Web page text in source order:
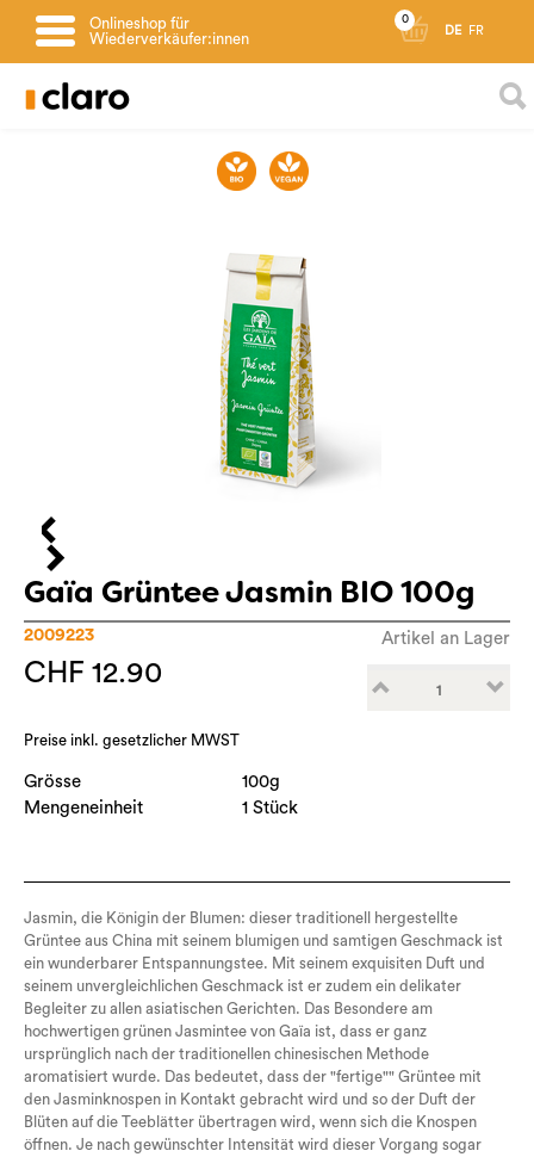
DE FR
0
Onlineshop für
Wiederverkäufer:innen
Gaïa Grüntee Jasmin BIO 100g
2009223 Artikel an Lager
CHF 12.90
Preise inkl. gesetzlicher MWST
Grösse
100g
Mengeneinheit
1 Stück
Jasmin, die Königin der Blumen: dieser traditionell hergestellte
Grüntee aus China mit seinem blumigen und samtigen Geschmack ist
ein wunderbarer Entspannungstee. Mit seinem exquisiten Duft und
seinem unvergleichlichen Geschmack ist er zudem ein delikater
Begleiter zu allen asiatischen Gerichten. Das Besondere am
hochwertigen grünen Jasmintee von Gaïa ist, dass er ganz
ursprünglich nach der traditionellen chinesischen Methode
aromatisiert wurde. Das bedeutet, dass der "fertige"" Grüntee mit
den Jasminknospen in Kontakt gebracht wird und so der Duft der
Blüten auf die Teeblätter übertragen wird, wenn sich die Knospen
öffnen. Je nach gewünschter Intensität wird dieser Vorgang sogar